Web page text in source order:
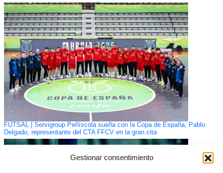
Gestionar consentimiento
FUTSAL | Servigroup Peñíscola sueña con la Copa de España; Pablo
Delgado, representante del CTA FFCV en la gran cita